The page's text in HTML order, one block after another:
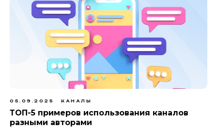
05.09.2025 КАНАЛЫ
ТОП-5 примеров использования каналов
разными авторами